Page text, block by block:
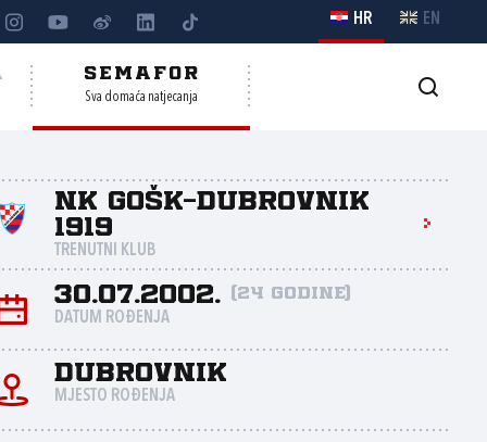
HR EN
SEMAFOR
Sva domaća natjecanja
NK GOŠK-Dubrovnik
1919
TRENUTNI KLUB
30.07.2002. (24 godine)
DATUM ROĐENJA
Dubrovnik
MJESTO ROĐENJA